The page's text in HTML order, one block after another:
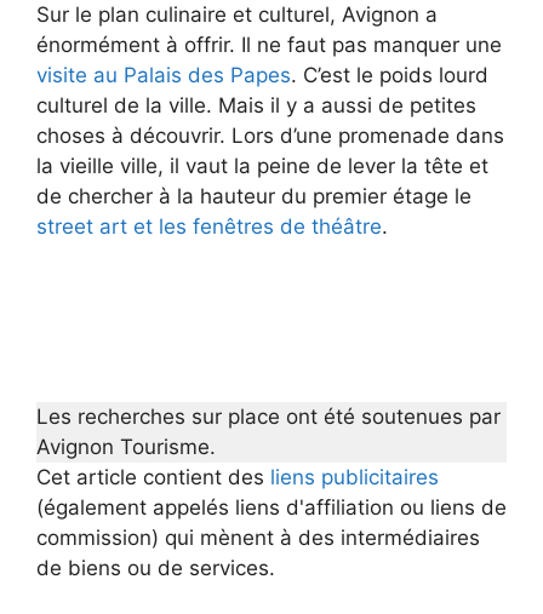
Sur le plan culinaire et culturel, Avignon a
énormément à offrir. Il ne faut pas manquer une
visite au Palais des Papes. C’est le poids lourd
culturel de la ville. Mais il y a aussi de petites
choses à découvrir. Lors d’une promenade dans
la vieille ville, il vaut la peine de lever la tête et
de chercher à la hauteur du premier étage le
street art et les fenêtres de théâtre.
Les recherches sur place ont été soutenues par
Avignon Tourisme.
Cet article contient des liens publicitaires
(également appelés liens d'affiliation ou liens de
commission) qui mènent à des intermédiaires
de biens ou de services.